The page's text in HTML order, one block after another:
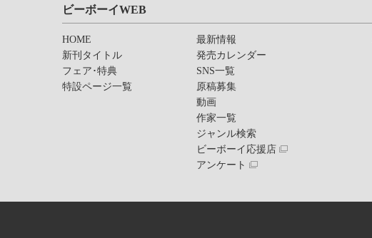
ビーボーイWEB
HOME
新刊タイトル
フェア･特典
特設ページ一覧
最新情報
発売カレンダー
SNS一覧
原稿募集
動画
作家一覧
ジャンル検索
ビーボーイ応援店
アンケート